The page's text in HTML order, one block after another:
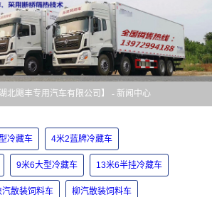
北飓丰专用汽车有限公司】 - 新闻中心
冷藏车 4米2蓝牌冷藏车
9米6大型冷藏车 13米6半挂冷藏车
汽散装饲料车 柳汽散装饲料车